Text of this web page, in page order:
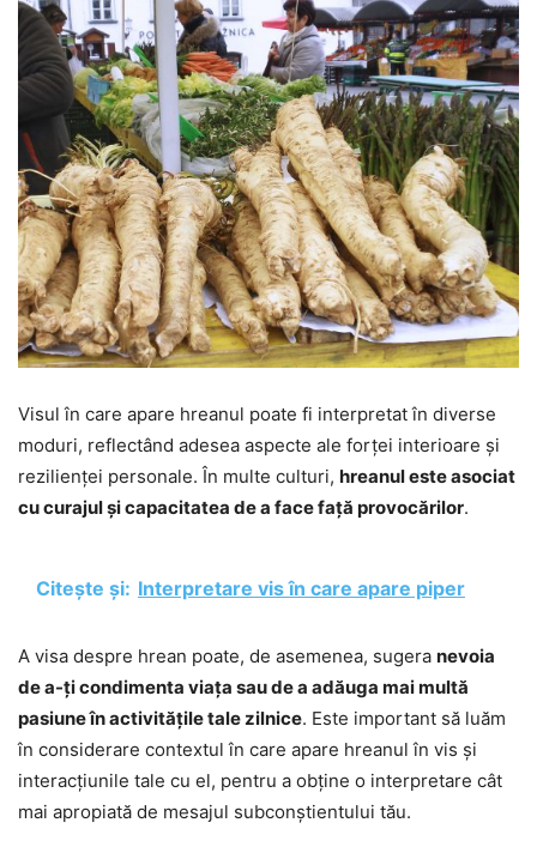
Visul în care apare hreanul poate fi interpretat în diverse
moduri, reflectând adesea aspecte ale forței interioare și
rezilienței personale. În multe culturi, hreanul este asociat
cu curajul și capacitatea de a face față provocărilor.
Citește și: Interpretare vis în care apare piper
A visa despre hrean poate, de asemenea, sugera nevoia
de a-ți condimenta viața sau de a adăuga mai multă
pasiune în activitățile tale zilnice. Este important să luăm
în considerare contextul în care apare hreanul în vis și
interacțiunile tale cu el, pentru a obține o interpretare cât
mai apropiată de mesajul subconștientului tău.